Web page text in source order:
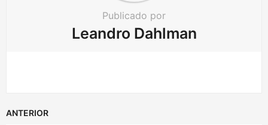
Publicado por
Leandro Dahlman
ANTERIOR